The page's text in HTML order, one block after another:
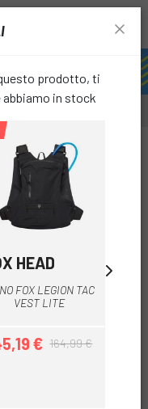
prodotto, ti
in stock
HEAD
FOX LEGION TAC
VEST LITE
Prezzo
€Prezzo base
164,99 €